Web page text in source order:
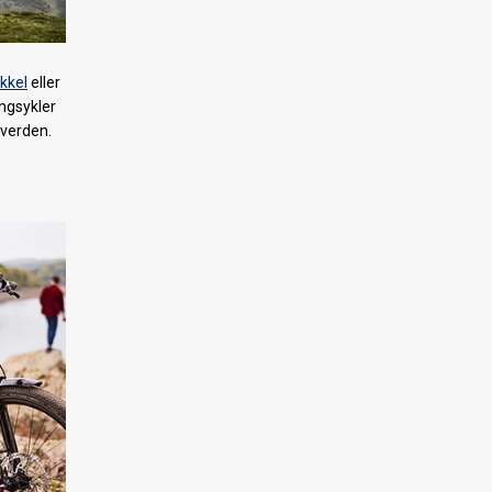
eller